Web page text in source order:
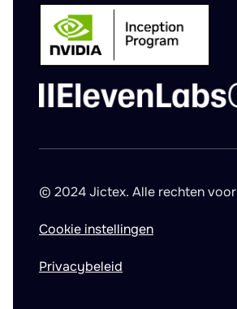
© 2024 Jictex. Alle rechten
Cookie instellingen
Privacybeleid